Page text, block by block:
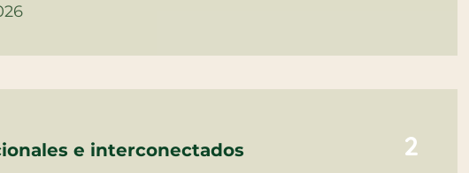
e interconectados 2